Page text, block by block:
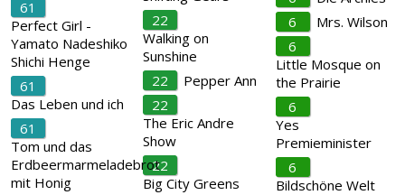
61
Perfect Girl -
Yamato Nadeshiko
Shichi Henge
61
Das Leben und ich
61
Tom und das
Erdbeermarmeladebrot
mit Honig
22
Walking on
Sunshine
22
Pepper Ann
22
The Eric Andre
Show
22
Big City Greens
6
Mrs. Wilson
6
Little Mosque on
the Prairie
6
Yes
Premieminister
6
Bildschöne Welt